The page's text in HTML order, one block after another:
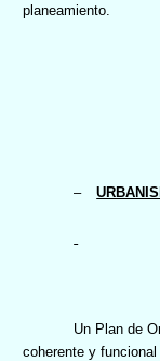
planeamiento.
–
Un Plan de
coherente y